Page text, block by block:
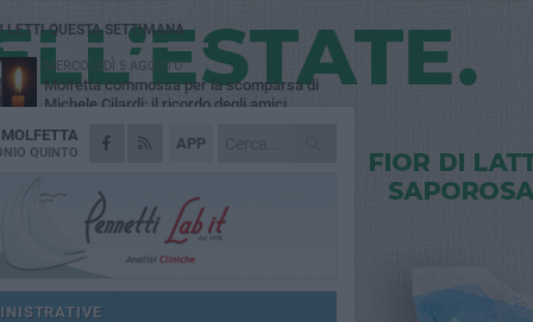
APP
MOLFETTA
QUINTO
LETTI QUESTA SETTIMANA
MERCOLEDÌ 5 AGOSTO
Molfetta commossa per la scomparsa di
Michele Cilardi: il ricordo degli amici
GIOVEDÌ 6 AGOSTO
Marittimo molfettese muore a bordo di un
GIOVEDÌ 6 AGOSTO
Molfetta piange Marta Maria Pisani, ultima
maestra della sartoria molfettese
MERCOLEDÌ 5 AGOSTO
Multiservizi, nominato il nuovo Consiglio di
Amministrazione